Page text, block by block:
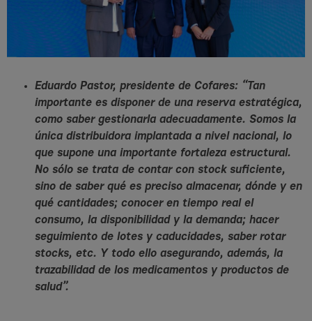
Eduardo Pastor, presidente de Cofares: “Tan
importante es disponer de una reserva estratégica,
como saber gestionarla adecuadamente. Somos la
única distribuidora implantada a nivel nacional, lo
que supone una importante fortaleza estructural.
No sólo se trata de contar con stock suficiente,
sino de saber qué es preciso almacenar, dónde y en
qué cantidades; conocer en tiempo real el
consumo, la disponibilidad y la demanda; hacer
seguimiento de lotes y caducidades, saber rotar
stocks, etc. Y todo ello asegurando, además, la
trazabilidad de los medicamentos y productos de
salud”.